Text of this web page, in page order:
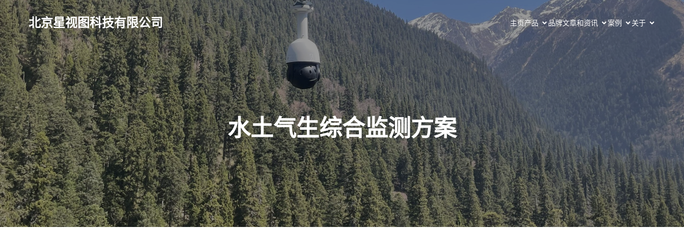
北京星视图科技有限公司 主页产品 品牌文章和资讯 案例 关于
水土气生综合监测方案